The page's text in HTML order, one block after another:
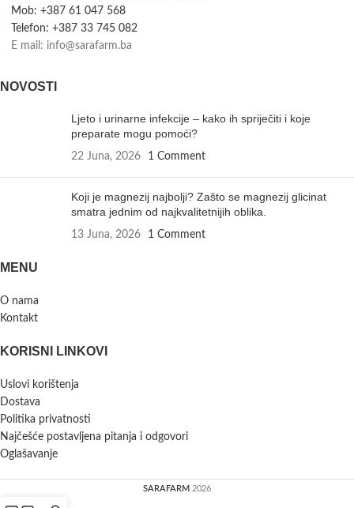
Mob: +387 61 047 568
Telefon: +387 33 745 082
E mail: info@sarafarm.ba
NOVOSTI
Ljeto i urinarne infekcije – kako ih spriječiti i koje
preparate mogu pomoći?
22 Juna, 2026 1 Comment
Koji je magnezij najbolji? Zašto se magnezij glicinat
smatra jednim od najkvalitetnijih oblika.
13 Juna, 2026 1 Comment
MENU
O nama
Kontakt
KORISNI LINKOVI
Uslovi korištenja
Dostava
Politika privatnosti
Najčešće postavljena pitanja i odgovori
Oglašavanje
SARAFARM 2026